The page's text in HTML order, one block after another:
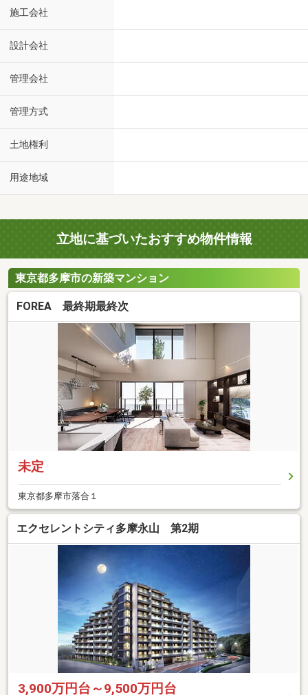
施工会社
設計会社
管理会社
管理方式
土地権利
用途地域
立地に基づいたおすすめ物件情報
東京都多摩市の新築マンション
FOREA 最終期最終次
未定
東京都多摩市落合１
エクセレントシティ多摩永山 第2期
3,900万円台～9,500万円台